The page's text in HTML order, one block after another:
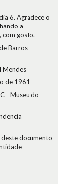
6. Agradece o
a
com gosto.
Barros
Mendes
de 1961
- Museu do
documento